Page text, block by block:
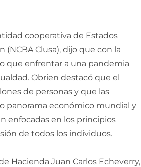
cooperativa de Estados
(NCBA Clusa), dijo que con la
que enfrentar a una pandemia
Obrien destacó que el
de personas y que las
panorama económico mundial y
enfocadas en los principios
de todos los individuos.
Hacienda Juan Carlos Echeverry,